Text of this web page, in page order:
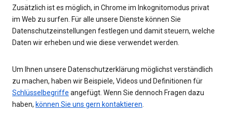
Zusätzlich ist es möglich, in Chrome im Inkognitomodus privat
im Web zu surfen. Für alle unsere Dienste können Sie
Datenschutzeinstellungen festlegen und damit steuern, welche
Daten wir erheben und wie diese verwendet werden.
Um Ihnen unsere Datenschutzerklärung möglichst verständlich
zu machen, haben wir Beispiele, Videos und Definitionen für
Schlüsselbegriffe angefügt. Wenn Sie dennoch Fragen dazu
haben, können Sie uns gern kontaktieren.